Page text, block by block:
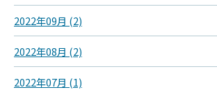
2022年09月 (2)
2022年08月 (2)
2022年07月 (1)